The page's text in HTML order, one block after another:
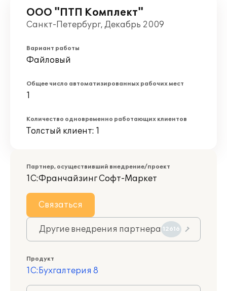
ООО "ПТП Комплект"
Санкт-Петербург, Декабрь 2009
Вариант работы
Файловый
Общее число автоматизированных рабочих мест
1
Количество одновременно работающих клиентов
Толстый клиент: 1
Партнер, осуществивший внедрение/проект
1С:Франчайзинг Софт-Маркет
Связаться
Другие внедрения партнера 12616
Продукт
1С:Бухгалтерия 8